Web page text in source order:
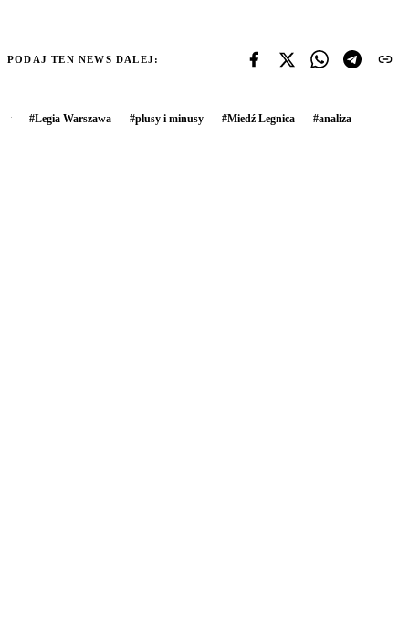
PODAJ TEN NEWS DALEJ:
#Legia Warszawa #plusy i minusy #Miedź Legnica #analiza